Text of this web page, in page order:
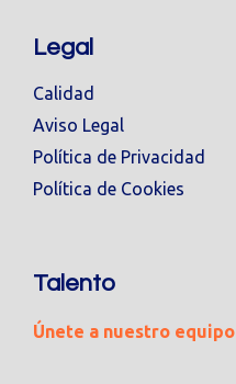
Legal
Calidad
Aviso Legal
Política de Privacidad
Política de Cookies
Talento
Únete a nuestro equipo